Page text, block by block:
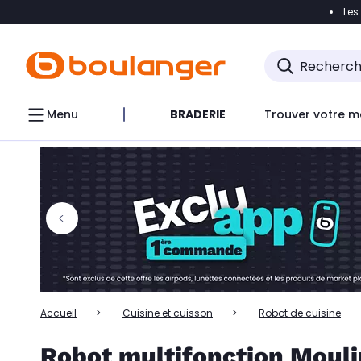
Accéder
Accéder directement au chatbot
Menu BRADERIE Trouver votre
Accueil Cuisine et cuisson Robot de cuisine